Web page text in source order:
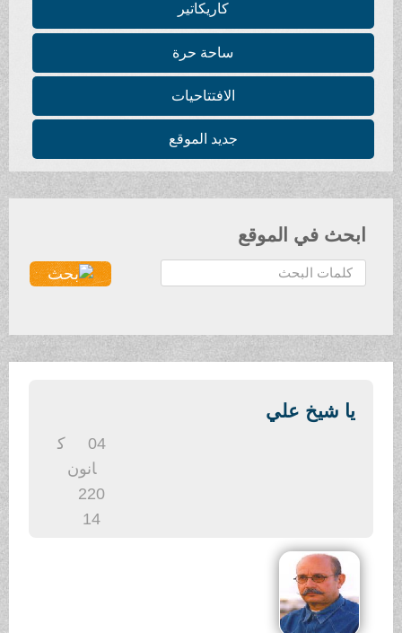
كاريكاتير
ساحة حرة
الافتتاحيات
جديد الموقع
ابحث في الموقع
ح
ث
يا شيخ علي
انون
220
14